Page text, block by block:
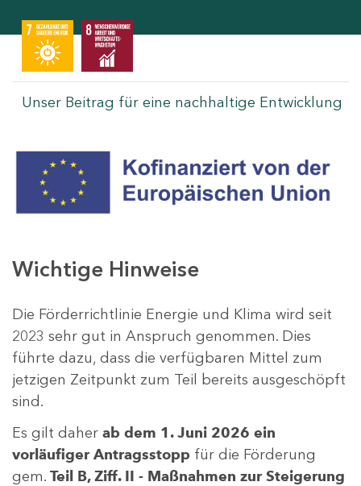
Unser Beitrag für eine nachhaltige Entwicklung
Wichtige Hinweise
Die Förderrichtlinie Energie und Klima wird seit
2023 sehr gut in Anspruch genommen. Dies
führte dazu, dass die verfügbaren Mittel zum
jetzigen Zeitpunkt zum Teil bereits ausgeschöpft
sind.
Es gilt daher ab dem 1. Juni 2026 ein
vorläufiger Antragsstopp für die Förderung
gem. Teil B, Ziff. II - Maßnahmen zur Steigerung